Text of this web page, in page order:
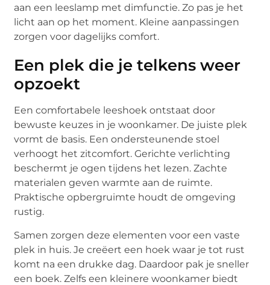
aan een leeslamp met dimfunctie. Zo pas je het
licht aan op het moment. Kleine aanpassingen
zorgen voor dagelijks comfort.
Een plek die je telkens weer
opzoekt
Een comfortabele leeshoek ontstaat door
bewuste keuzes in je woonkamer. De juiste plek
vormt de basis. Een ondersteunende stoel
verhoogt het zitcomfort. Gerichte verlichting
beschermt je ogen tijdens het lezen. Zachte
materialen geven warmte aan de ruimte.
Praktische opbergruimte houdt de omgeving
rustig.
Samen zorgen deze elementen voor een vaste
plek in huis. Je creëert een hoek waar je tot rust
komt na een drukke dag. Daardoor pak je sneller
een boek. Zelfs een kleinere woonkamer biedt